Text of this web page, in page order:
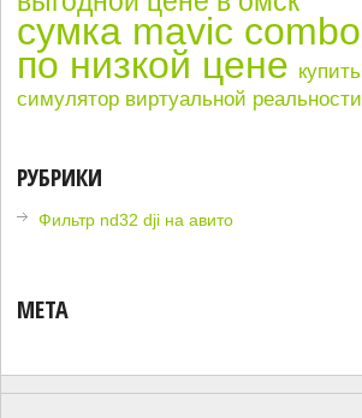
сумка mavic combo
по низкой цене купить
симулятор виртуальной реальности
РУБРИКИ
Фильтр nd32 dji на авито
МЕТА